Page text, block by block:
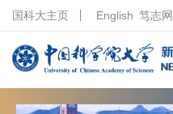
国科大主页 English 笃志网